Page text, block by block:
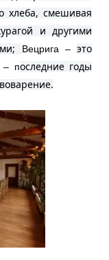
хлеба, смешивая
и другими
Вецрига –это
– последние годы